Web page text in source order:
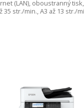
(LAN), oboustranný
35 str./min., A3 až 13 str./